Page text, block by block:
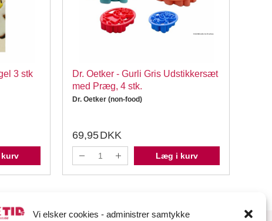
Vi elsker cookies - administrer samtykke
3 stk
Dr. Oetker - Gurli Gris Udstikkersæt
med Præg, 4 stk.
Dr. Oetker (non-food)
69,95DKK
Læg i kurv